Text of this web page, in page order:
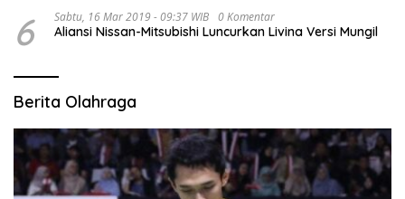
6 Sabtu, 16 Mar 2019 - 09:37 WIB 0 Komentar
Aliansi Nissan-Mitsubishi Luncurkan Livina Versi Mungil
Berita Olahraga